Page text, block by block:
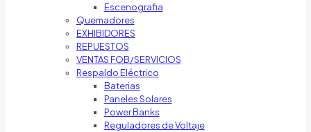
Escenografia
Quemadores
EXHIBIDORES
REPUESTOS
VENTAS FOB/SERVICIOS
Respaldo Eléctrico
Baterias
Paneles Solares
Power Banks
Reguladores de Voltaje